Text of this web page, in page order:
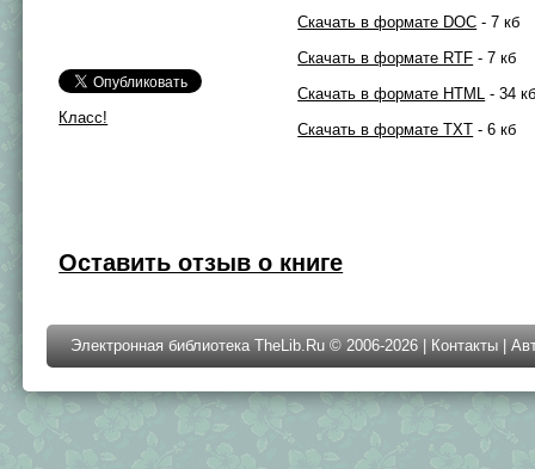
Класс!
Скачать в формате DOC - 7 кб
Скачать в формате RTF - 7 кб
Скачать в формате HTML - 34
Скачать в формате TXT - 6 кб
Оставить отзыв о книге
Электронная библиотека TheLib.Ru © 2006-2026 | Контакты |